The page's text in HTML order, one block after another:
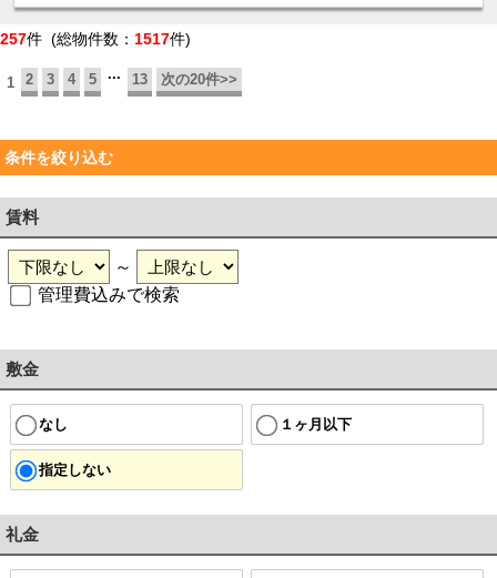
257件 (総物件数： 1517件)
1 2 3 4 5 ... 13 次の20件>>
条件を絞り込む
賃料
～
管理費込みで検索
敷金
なし １ヶ月以下
指定しない
礼金